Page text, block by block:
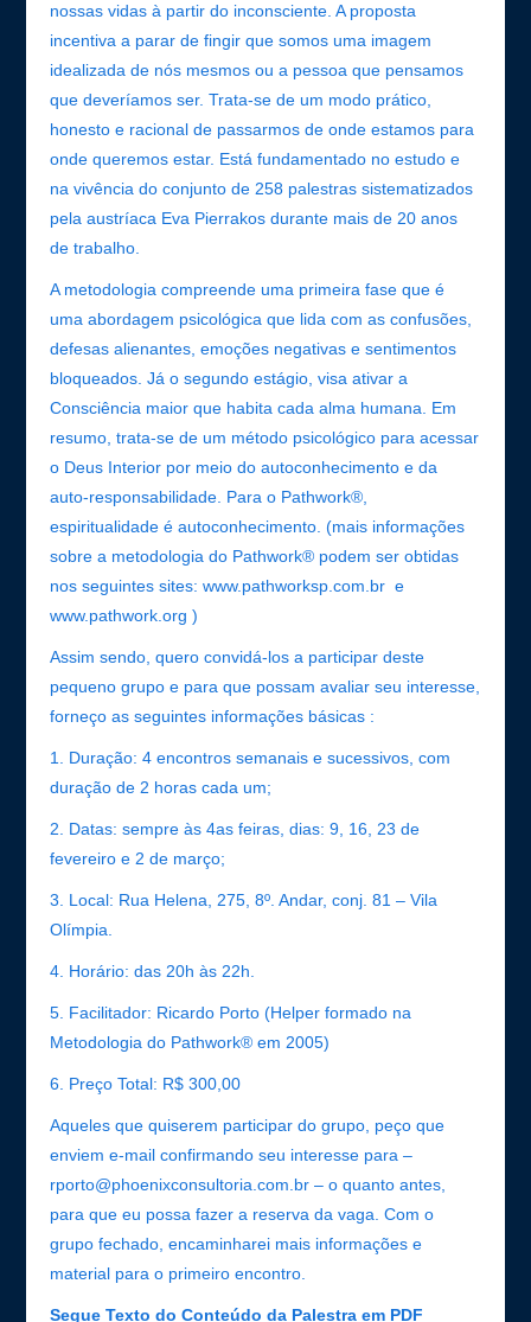
nossas vidas à partir do inconsciente. A proposta
incentiva a parar de fingir que somos uma imagem
idealizada de nós mesmos ou a pessoa que pensamos
que deveríamos ser. Trata-se de um modo prático,
honesto e racional de passarmos de onde estamos para
onde queremos estar. Está fundamentado no estudo e
na vivência do conjunto de 258 palestras sistematizados
pela austríaca Eva Pierrakos durante mais de 20 anos
de trabalho.
A metodologia compreende uma primeira fase que é
uma abordagem psicológica que lida com as confusões,
defesas alienantes, emoções negativas e sentimentos
bloqueados. Já o segundo estágio, visa ativar a
Consciência maior que habita cada alma humana. Em
resumo, trata-se de um método psicológico para acessar
o Deus Interior por meio do autoconhecimento e da
auto-responsabilidade. Para o Pathwork®,
espiritualidade é autoconhecimento. (mais informações
sobre a metodologia do Pathwork® podem ser obtidas
nos seguintes sites: www.pathworksp.com.br e
www.pathwork.org )
Assim sendo, quero convidá-los a participar deste
pequeno grupo e para que possam avaliar seu interesse,
forneço as seguintes informações básicas :
1. Duração: 4 encontros semanais e sucessivos, com
duração de 2 horas cada um;
2. Datas: sempre às 4as feiras, dias: 9, 16, 23 de
fevereiro e 2 de março;
3. Local: Rua Helena, 275, 8º. Andar, conj. 81 – Vila
Olímpia.
4. Horário: das 20h às 22h.
5. Facilitador: Ricardo Porto (Helper formado na
Metodologia do Pathwork® em 2005)
6. Preço Total: R$ 300,00
Aqueles que quiserem participar do grupo, peço que
enviem e-mail confirmando seu interesse para –
rporto@phoenixconsultoria.com.br – o quanto antes,
para que eu possa fazer a reserva da vaga. Com o
grupo fechado, encaminharei mais informações e
material para o primeiro encontro.
Segue Texto do Conteúdo da Palestra em PDF